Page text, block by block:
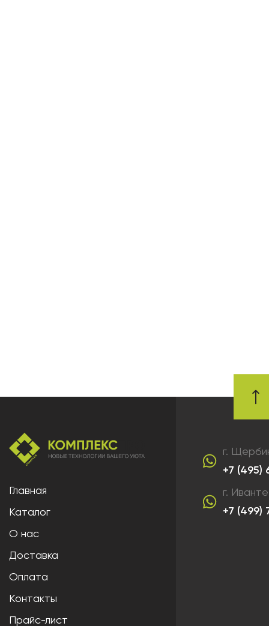
Главная
Каталог
О нас
Доставка
Оплата
Контакты
Прайс-лист
г.
+7 (495)
г.
+7 (499)